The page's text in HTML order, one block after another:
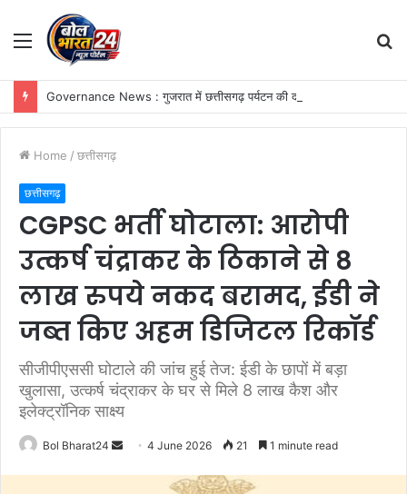
Menu
Home / छत्तीसगढ़
छत्तीसगढ़
CGPSC भर्ती घोटाला: आरोपी
उत्कर्ष चंद्राकर के ठिकाने से 8
लाख रुपये नकद बरामद, ईडी ने
जब्त किए अहम डिजिटल रिकॉर्ड
सीजीपीएससी घोटाले की जांच हुई तेज: ईडी के छापों में बड़ा
खुलासा, उत्कर्ष चंद्राकर के घर से मिले 8 लाख कैश और
इलेक्ट्रॉनिक साक्ष्य
Bol Bharat24
Send4 June 2026 21 1 minute read